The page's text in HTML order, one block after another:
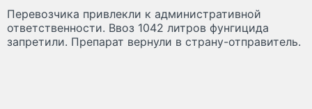
Перевозчика привлекли к административной
ответственности. Ввоз 1042 литров фунгицида
запретили. Препарат вернули в страну-отправитель.